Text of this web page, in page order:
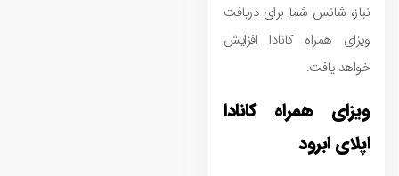
نیاز، شانس شما برای دریافت
ویزای همراه کانادا افزایش
خواهد یافت.
ویزای همراه کانادا
اپلای ابرود